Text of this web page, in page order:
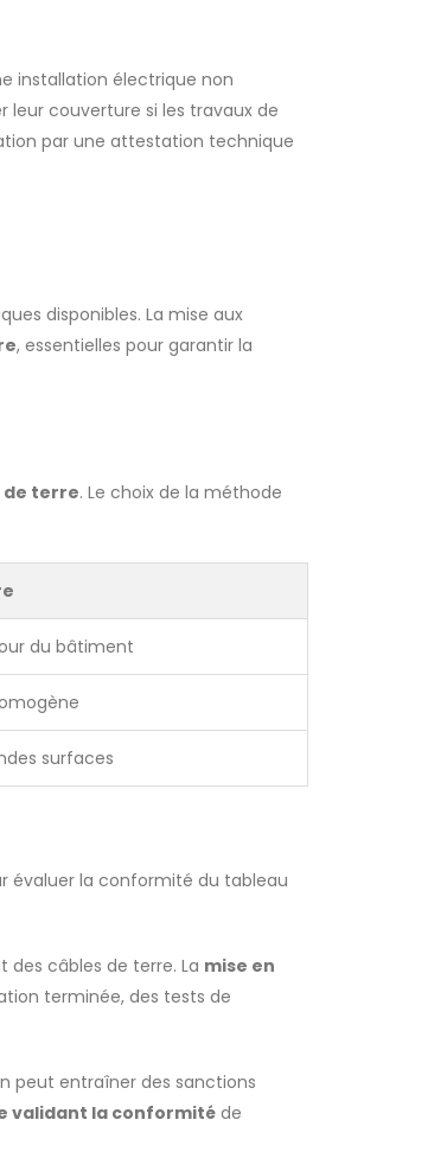
installation électrique non
couverture si les travaux de
par une attestation technique
disponibles. La mise aux
, essentielles pour garantir la
de terre. Le choix de la méthode
du bâtiment
surfaces
évaluer la conformité du tableau
câbles de terre. La mise en
terminée, des tests de
peut entraîner des sanctions
validant la conformité de